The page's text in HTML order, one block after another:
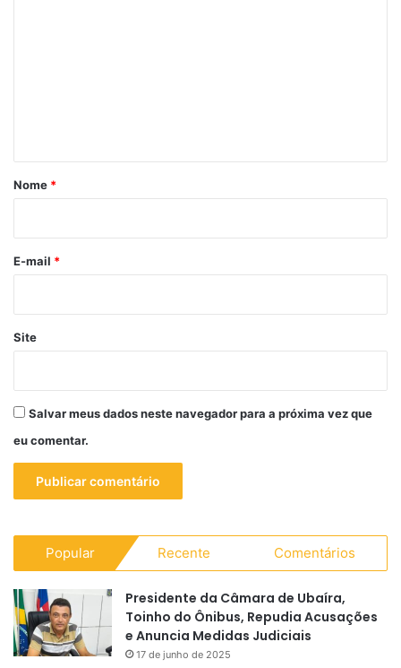
r
*
Nome *
E-mail *
Site
Salvar meus dados neste navegador para a próxima vez que
eu comentar.
Popular Recente Comentários
Presidente da Câmara de Ubaíra,
Toinho do Ônibus, Repudia Acusações
e Anuncia Medidas Judiciais
17 de junho de 2025